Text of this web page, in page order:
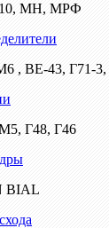
МН, МРФ
, ВЕ-43, Г71-3,
Г48, Г46
BIAL